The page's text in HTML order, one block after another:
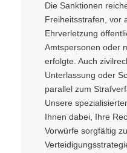
Die Sanktionen
Freiheitsstrafen, vor
Ehrverletzung
Amtspersonen oder
erfolgte. Auch
Unterlassung oder
parallel zum
Unsere
Ihnen dabei, Ihre
Vorwürfe sorgfältig